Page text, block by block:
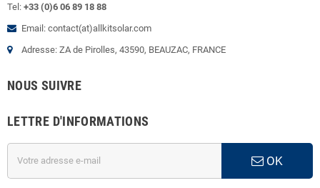
Tel: +33 (0)6 06 89 18 88
Email: contact(at)allkitsolar.com
Adresse: ZA de Pirolles, 43590, BEAUZAC, FRANCE
NOUS SUIVRE
LETTRE D'INFORMATIONS
OK